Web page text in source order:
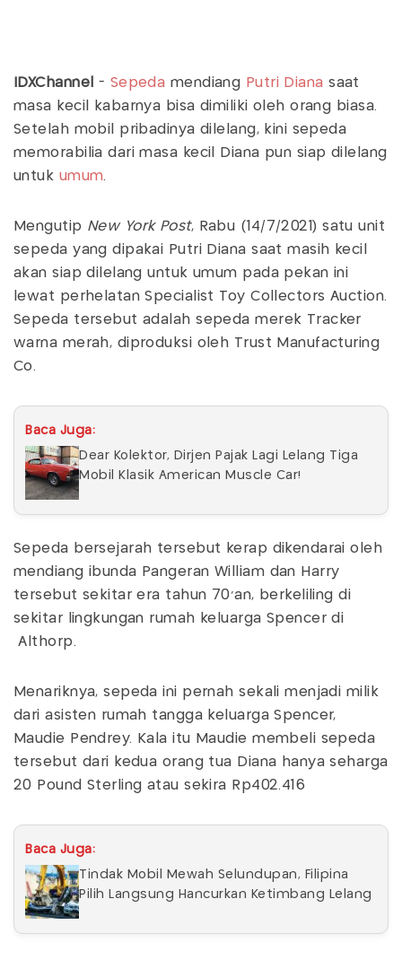
IDXChannel - Sepeda mendiang Putri Diana saat
masa kecil kabarnya bisa dimiliki oleh orang biasa.
Setelah mobil pribadinya dilelang, kini sepeda
memorabilia dari masa kecil Diana pun siap dilelang
untuk umum.
Mengutip New York Post, Rabu (14/7/2021) satu unit
sepeda yang dipakai Putri Diana saat masih kecil
akan siap dilelang untuk umum pada pekan ini
lewat perhelatan Specialist Toy Collectors Auction.
Sepeda tersebut adalah sepeda merek Tracker
warna merah, diproduksi oleh Trust Manufacturing
Co.
Baca Juga:
Dear Kolektor, Dirjen Pajak Lagi Lelang Tiga
Mobil Klasik American Muscle Car!
Sepeda bersejarah tersebut kerap dikendarai oleh
mendiang ibunda Pangeran William dan Harry
tersebut sekitar era tahun 70’an, berkeliling di
sekitar lingkungan rumah keluarga Spencer di
Althorp.
Menariknya, sepeda ini pernah sekali menjadi milik
dari asisten rumah tangga keluarga Spencer,
Maudie Pendrey. Kala itu Maudie membeli sepeda
tersebut dari kedua orang tua Diana hanya seharga
20 Pound Sterling atau sekira Rp402.416
Baca Juga:
Tindak Mobil Mewah Selundupan, Filipina
Pilih Langsung Hancurkan Ketimbang Lelang